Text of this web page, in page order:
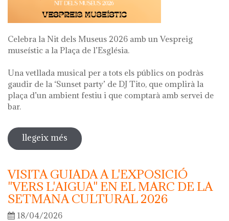
Celebra la Nit dels Museus 2026 amb un Vespreig
museístic a la Plaça de l’Església.
Una vetllada musical per a tots els públics on podràs
gaudir de la ‘Sunset party’ de DJ Tito, que omplirà la
plaça d’un ambient festiu i que comptarà amb servei de
bar.
llegeix més sobre nit dels museus 2026
VISITA GUIADA A L'EXPOSICIÓ
"VERS L'AIGUA" EN EL MARC DE LA
SETMANA CULTURAL 2026
18/04/2026